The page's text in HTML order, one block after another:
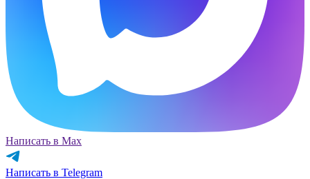
Написать в Max
Написать в Telegram